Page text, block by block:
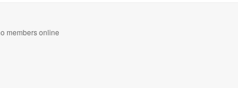
members online